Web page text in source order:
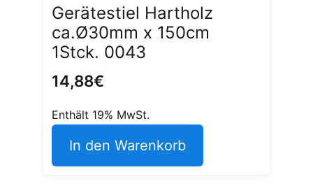
Gerätestiel Hartholz
ca.Ø30mm x 150cm
1Stck. 0043
14,88€
Enthält 19% MwSt.
In den Warenkorb